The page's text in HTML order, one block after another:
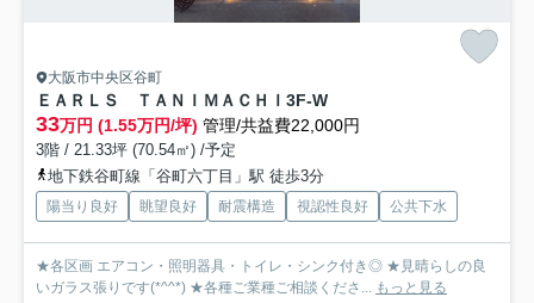
大阪市中央区谷町
ＥＡＲＬＳ ＴＡＮＩＭＡＣＨＩ 3F-W
33万円 (1.55万円/坪) 管理/共益費22,000円
3階 / 21.33坪 (70.54㎡) /予定
地下鉄谷町線「谷町六丁目」駅 徒歩3分
陽当り良好 眺望良好 耐震構造 視認性良好 公共下水
★各区画 エアコン・照明器具・トイレ・シンク付き◎ ★見晴らしの良
いガラス張りです(*^^*) ★各種ご業種ご相談くださ... もっと見る